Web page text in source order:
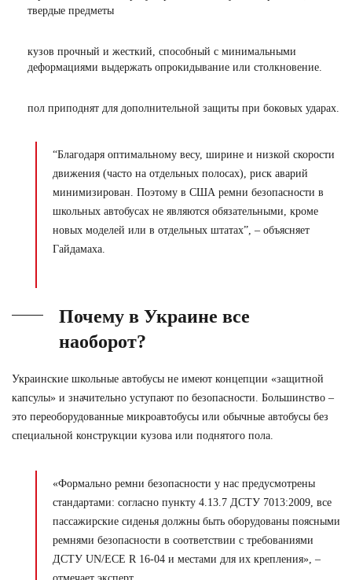
твердые предметы
кузов прочный и жесткий, способный с минимальными
деформациями выдержать опрокидывание или столкновение.
пол приподнят для дополнительной защиты при боковых ударах.
“Благодаря оптимальному весу, ширине и низкой скорости
движения (часто на отдельных полосах), риск аварий
минимизирован. Поэтому в США ремни безопасности в
школьных автобусах не являются обязательными, кроме
новых моделей или в отдельных штатах”, – объясняет
Гайдамаха.
Почему в Украине все
наоборот?
Украинские школьные автобусы не имеют концепции «защитной
капсулы» и значительно уступают по безопасности. Большинство –
это переоборудованные микроавтобусы или обычные автобусы без
специальной конструкции кузова или поднятого пола.
«Формально ремни безопасности у нас предусмотрены
стандартами: согласно пункту 4.13.7 ДСТУ 7013:2009, все
пассажирские сиденья должны быть оборудованы поясными
ремнями безопасности в соответствии с требованиями
ДСТУ UN/ECE R 16-04 и местами для их крепления», –